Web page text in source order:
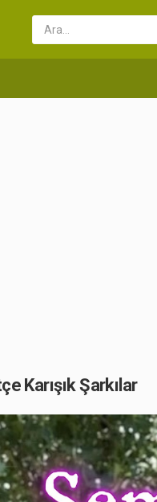
Karışık Şarkılar